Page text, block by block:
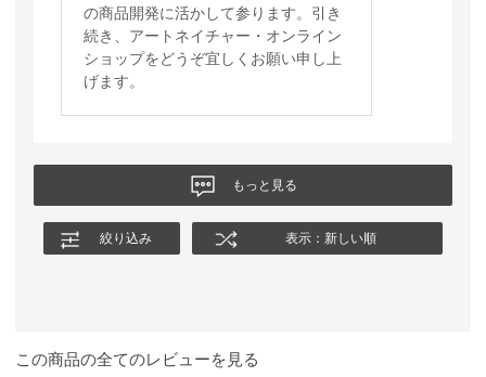
の商品開発に活かして参ります。引き
続き、アートネイチャー・オンライン
ショップをどうぞ宜しくお願い申し上
げます。
もっと見る
絞り込み 表示：新しい順
この商品の全てのレビューを見る